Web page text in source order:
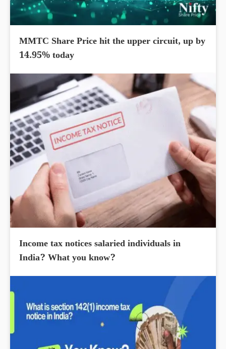
MMTC Share Price hit the upper circuit, up by
14.95% today
Income tax notices salaried individuals in
India? What you know?